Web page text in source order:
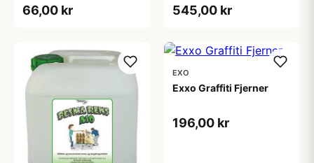
66,00 kr 545,00 kr
EXO
Exxo Graffiti Fjerner
196,00 kr